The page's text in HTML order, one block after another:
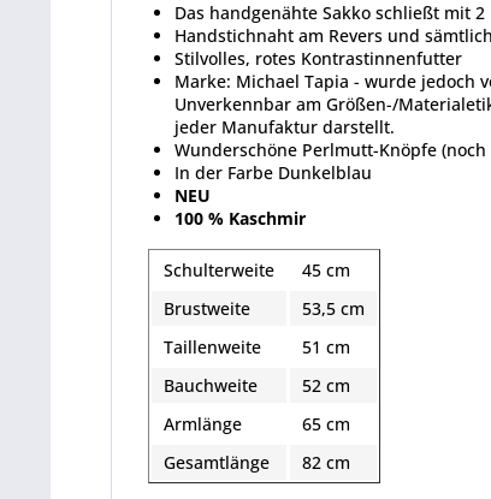
Das handgenähte Sakko schließt mit
Handstichnaht am Revers und
Stilvolles, rotes Kontrastinnenfutter
Marke: Michael Tapia - wurde jedoch
Unverkennbar am Größen-/
jeder Manufaktur darstellt.
Wunderschöne Perlmutt-Knöpfe
In der Farbe Dunkelblau
NEU
100 % Kaschmir
Schulterweite
45 cm
Brustweite
53,5 cm
Taillenweite
51 cm
Bauchweite
52 cm
Armlänge
65 cm
Gesamtlänge
82 cm